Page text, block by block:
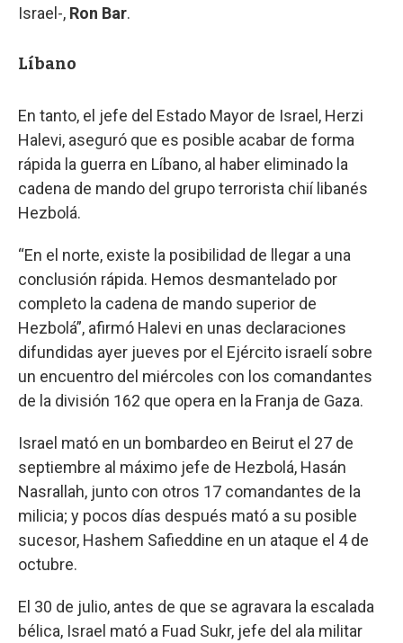
Israel-, Ron Bar.
Líbano
En tanto, el jefe del Estado Mayor de Israel, Herzi
Halevi, aseguró que es posible acabar de forma
rápida la guerra en Líbano, al haber eliminado la
cadena de mando del grupo terrorista chií libanés
Hezbolá.
“En el norte, existe la posibilidad de llegar a una
conclusión rápida. Hemos desmantelado por
completo la cadena de mando superior de
Hezbolá”, afirmó Halevi en unas declaraciones
difundidas ayer jueves por el Ejército israelí sobre
un encuentro del miércoles con los comandantes
de la división 162 que opera en la Franja de Gaza.
Israel mató en un bombardeo en Beirut el 27 de
septiembre al máximo jefe de Hezbolá, Hasán
Nasrallah, junto con otros 17 comandantes de la
milicia; y pocos días después mató a su posible
sucesor, Hashem Safieddine en un ataque el 4 de
octubre.
El 30 de julio, antes de que se agravara la escalada
bélica, Israel mató a Fuad Sukr, jefe del ala militar